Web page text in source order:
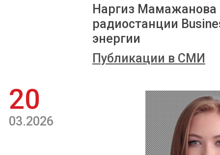
Наргиз
радиостанции
энергии
Публикации в СМИ
20
03.2026